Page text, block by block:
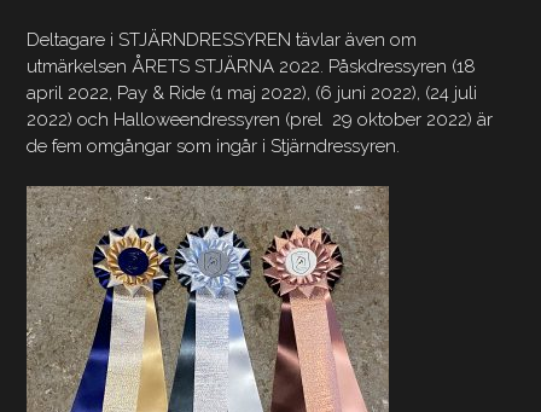
Deltagare i STJÄRNDRESSYREN tävlar även om
utmärkelsen ÅRETS STJÄRNA 2022. Påskdressyren (18
april 2022, Pay & Ride (1 maj 2022), (6 juni 2022), (24 juli
2022) och Halloweendressyren (prel 29 oktober 2022) är
de fem omgångar som ingår i Stjärndressyren.